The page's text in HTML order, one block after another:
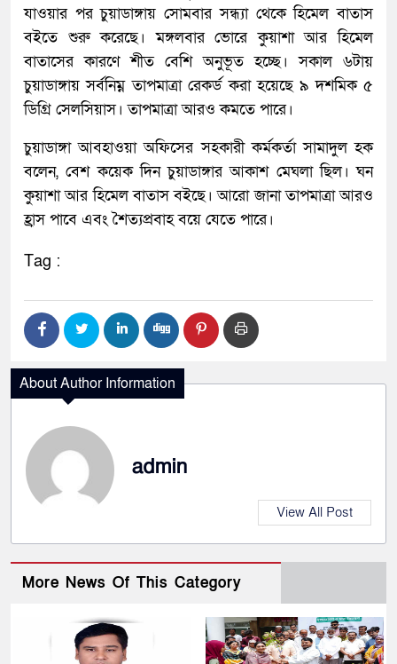
যাওয়ার পর চুয়াডাঙ্গায় সোমবার সন্ধ্যা থেকে হিমেল বাতাস
বইতে শুরু করেছে। মঙ্গলবার ভোরে কুয়াশা আর হিমেল
বাতাসের কারণে শীত বেশি অনুভূত হচ্ছে। সকাল ৬টায়
চুয়াডাঙ্গায় সর্বনিম্ন তাপমাত্রা রেকর্ড করা হয়েছে ৯ দশমিক ৫
ডিগ্রি সেলসিয়াস। তাপমাত্রা আরও কমতে পারে।
চুয়াডাঙ্গা আবহাওয়া অফিসের সহকারী কর্মকর্তা সামাদুল হক
বলেন, বেশ কয়েক দিন চুয়াডাঙ্গার আকাশ মেঘলা ছিল। ঘন
কুয়াশা আর হিমেল বাতাস বইছে। আরো জানা তাপমাত্রা আরও
হ্রাস পাবে এবং শৈত্যপ্রবাহ বয়ে যেতে পারে।
Tag :
About Author Information
admin
View All Post
More News Of This Category